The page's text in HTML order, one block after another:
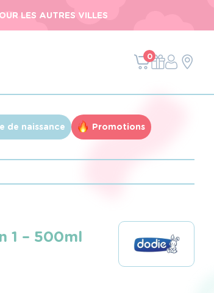
LES AUTRES VILLES
0
de naissance Promotions
1 – 500ml